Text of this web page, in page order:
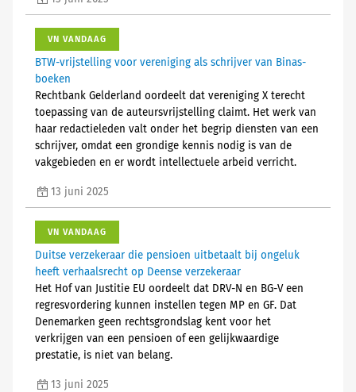
VN VANDAAG
BTW-vrijstelling voor vereniging als schrijver van Binas-
boeken
Rechtbank Gelderland oordeelt dat vereniging X terecht
toepassing van de auteursvrijstelling claimt. Het werk van
haar redactieleden valt onder het begrip diensten van een
schrijver, omdat een grondige kennis nodig is van de
vakgebieden en er wordt intellectuele arbeid verricht.
13 juni 2025
VN VANDAAG
Duitse verzekeraar die pensioen uitbetaalt bij ongeluk
heeft verhaalsrecht op Deense verzekeraar
Het Hof van Justitie EU oordeelt dat DRV-N en BG-V een
regresvordering kunnen instellen tegen MP en GF. Dat
Denemarken geen rechtsgrondslag kent voor het
verkrijgen van een pensioen of een gelijkwaardige
prestatie, is niet van belang.
13 juni 2025